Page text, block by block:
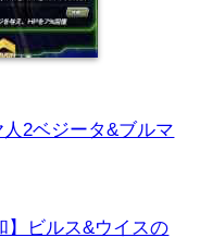
人2ベジータ&ブルマ
】ビルス&ウイスの